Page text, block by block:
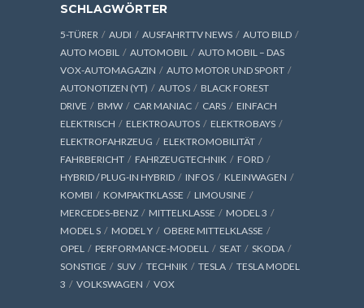
SCHLAGWÖRTER
5-TÜRER AUDI AUSFAHRTTV NEWS
AUTO BILD
AUTO MOBIL
AUTOMOBIL
AUTO MOBIL – DAS
VOX-AUTOMAGAZIN
AUTO MOTOR UND SPORT
AUTONOTIZEN (YT)
AUTOS
BLACK FOREST
DRIVE
BMW CAR MANIAC CARS
EINFACH
ELEKTRISCH
ELEKTROAUTOS
ELEKTROBAYS
ELEKTROFAHRZEUG
ELEKTROMOBILITÄT
FAHRBERICHT
FAHRZEUGTECHNIK
FORD
HYBRID / PLUG-IN HYBRID
INFOS
KLEINWAGEN
KOMBI
KOMPAKTKLASSE
LIMOUSINE
MERCEDES-BENZ
MITTELKLASSE
MODEL 3
MODEL S
MODEL Y
OBERE MITTELKLASSE
OPEL
PERFORMANCE-MODELL SEAT
SKODA
SONSTIGE
SUV TECHNIK TESLA
TESLA MODEL
3
VOLKSWAGEN VOX